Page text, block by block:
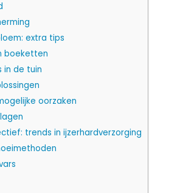
extra tips
boeketten
in de tuin
oorzaken
trends in ijzerhardverzorging